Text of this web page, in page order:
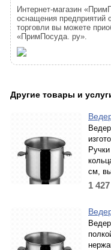
Интернет-магазин
оснащения предприятий
торговли вы можете
«ПримПосуда. ру».
Другие товары и
см,
1 427